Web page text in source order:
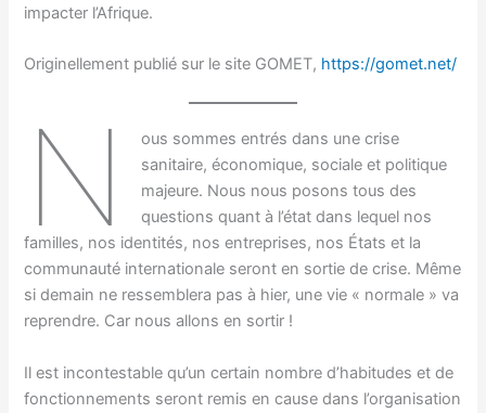
impacter l’Afrique.
Originellement publié sur le site GOMET, https://gomet.net/
N
ous sommes entrés dans une crise
sanitaire, économique, sociale et politique
majeure. Nous nous posons tous des
questions quant à l’état dans lequel nos
familles, nos identités, nos entreprises, nos États et la
communauté internationale seront en sortie de crise. Même
si demain ne ressemblera pas à hier, une vie « normale » va
reprendre. Car nous allons en sortir !
Il est incontestable qu’un certain nombre d’habitudes et de
fonctionnements seront remis en cause dans l’organisation